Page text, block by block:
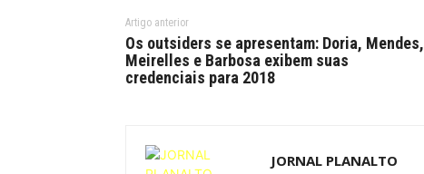
Artigo anterior
Os outsiders se apresentam: Doria, Mendes,
Meirelles e Barbosa exibem suas
credenciais para 2018
JORNAL PLANALTO